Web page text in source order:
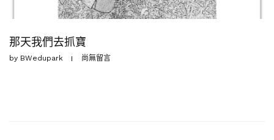
那天我們去抓寶
by BWedupark 尚無留言